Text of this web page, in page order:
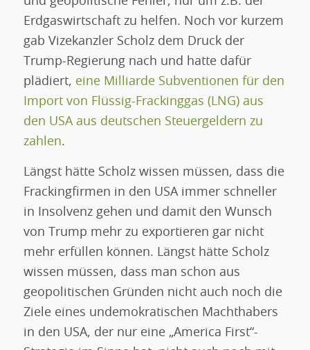
Erdgaswirtschaft zu helfen. Noch vor kurzem
gab Vizekanzler Scholz dem Druck der
Trump-Regierung nach und hatte dafür
plädiert, eine Milliarde Subventionen für den
Import von Flüssig-Frackinggas (LNG) aus
den USA aus deutschen Steuergeldern zu
zahlen.
Längst hätte Scholz wissen müssen, dass die
Frackingfirmen in den USA immer schneller
in Insolvenz gehen und damit den Wunsch
von Trump mehr zu exportieren gar nicht
mehr erfüllen können. Längst hätte Scholz
wissen müssen, dass man schon aus
geopolitischen Gründen nicht auch noch die
Ziele eines undemokratischen Machthabers
in den USA, der nur eine „America First“-